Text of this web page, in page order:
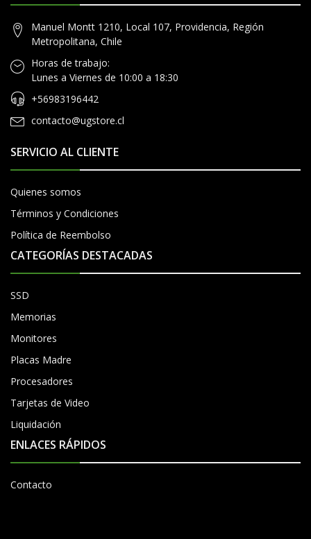
Manuel Montt 1210, Local 107, Providencia, Región
Metropolitana, Chile
Horas de trabajo:
Lunes a Viernes de 10:00 a 18:30
+56983196442
contacto@ugstore.cl
SERVICIO AL CLIENTE
Quienes somos
Términos y Condiciones
Política de Reembolso
CATEGORÍAS DESTACADAS
SSD
Memorias
Monitores
Placas Madre
Procesadores
Tarjetas de Video
Liquidación
ENLACES RÁPIDOS
Contacto